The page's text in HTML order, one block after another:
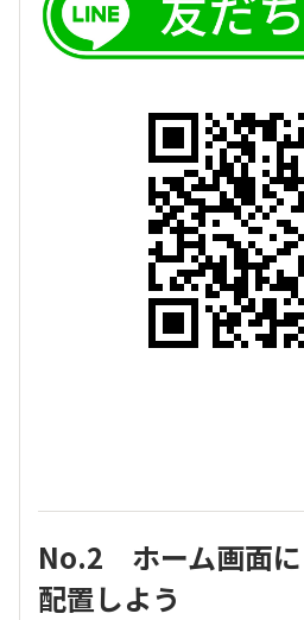
No.2 ホーム画面に
配置しよう